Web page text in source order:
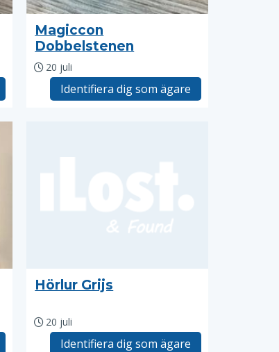
Magiccon
Dobbelstenen
20 juli
Identifiera dig som ägare
Hörlur Grijs
20 juli
Identifiera dig som ägare